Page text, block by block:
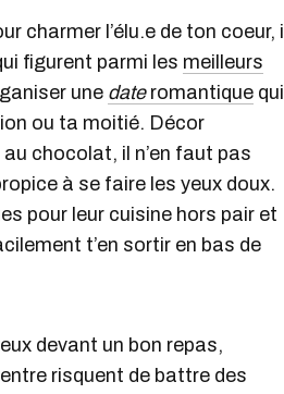
charmer l’élu.e de ton coeur, il
figurent parmi les meilleurs
une dateromantique qui
ou ta moitié. Décor
chocolat, il n’en faut pas
à se faire les yeux doux.
pour leur cuisine hors pair et
t’en sortir en bas de
devant un bon repas,
risquent de battre des